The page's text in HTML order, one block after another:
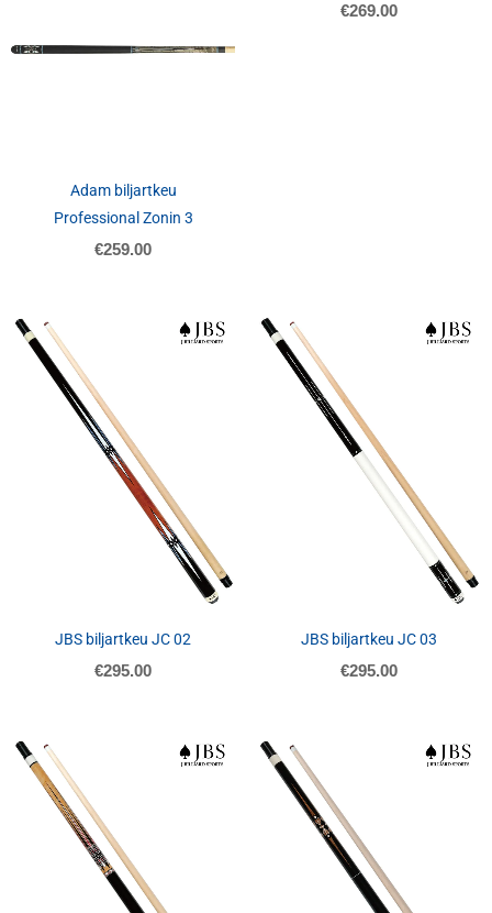
Adam biljartkeu
Professional Zonin 3
€259.00
€269.00
JBS biljartkeu JC 02
€295.00
JBS biljartkeu JC 03
€295.00